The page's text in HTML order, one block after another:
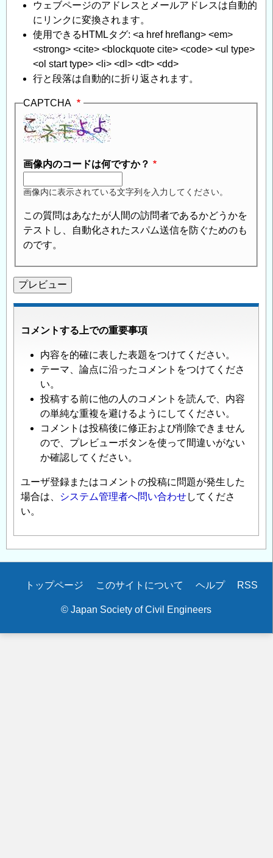
ウェブページのアドレスとメールアドレスは自動的
にリンクに変換されます。
使用できるHTMLタグ: <a href hreflang> <em>
<strong> <cite> <blockquote cite> <code> <ul type>
<ol start type> <li> <dl> <dt> <dd>
行と段落は自動的に折り返されます。
CAPTCHA
画像内のコードは何ですか？
画像内に表示されている文字列を入力してください。
この質問はあなたが人間の訪問者であるかどうかを
テストし、自動化されたスパム送信を防ぐためのも
のです。
コメントする上での重要事項
内容を的確に表した表題をつけてください。
テーマ、論点に沿ったコメントをつけてくださ
い。
投稿する前に他の人のコメントを読んで、内容
の単純な重複を避けるようにしてください。
コメントは投稿後に修正および削除できません
ので、プレビューボタンを使って間違いがない
か確認してください。
ユーザ登録またはコメントの投稿に問題が発生した
場合は、
システム管理者へ問い合わせしてくださ
い。
Secondary
トップページ このサイトについて ヘルプ RSS
© Japan Society of Civil Engineers